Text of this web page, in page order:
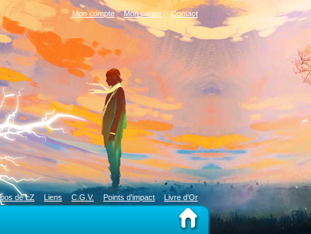
Mon compte Mon panier Contact
de LZ Liens C.G.V. Points d'impact Livre d'Or